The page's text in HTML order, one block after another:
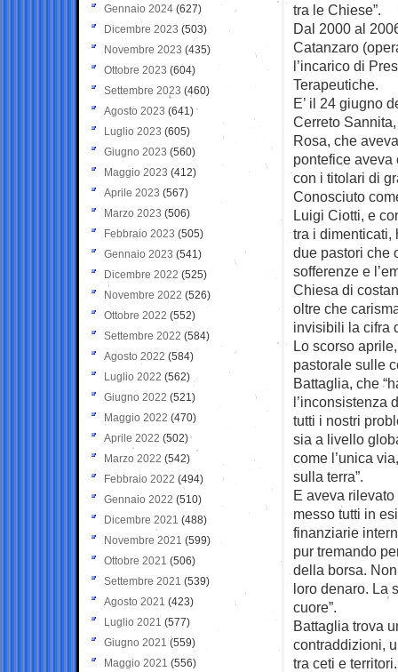
tra le Chiese”.
Dal 2000 al
Catanzaro
l’incarico di
Terapeutiche.
E’ il 24 giugno
Cerreto
Rosa, che
pontefice aveva
con i titolari di
Conosciuto
Luigi Ciotti, e
tra i dimenticati,
due pastori che
sofferenze e
Chiesa di
oltre che
invisibili la cifra
Lo scorso
pastorale sulle
Battaglia, che
l’inconsistenza
tutti i nostri
sia a livello
come l’unica
sulla terra”.
E aveva
messo tutti in
finanziarie
pur tremando
della borsa.
loro denaro. La
cuore”.
Battaglia trova
contraddizioni,
tra ceti e territori.
Gennaio 2024 (627)
Dicembre 2023 (503)
Novembre 2023 (435)
Ottobre 2023 (604)
Settembre 2023 (460)
Agosto 2023 (641)
Luglio 2023 (605)
Giugno 2023 (560)
Maggio 2023 (412)
Aprile 2023 (567)
Marzo 2023 (506)
Febbraio 2023 (505)
Gennaio 2023 (541)
Dicembre 2022 (525)
Novembre 2022 (526)
Ottobre 2022 (552)
Settembre 2022 (584)
Agosto 2022 (584)
Luglio 2022 (562)
Giugno 2022 (521)
Maggio 2022 (470)
Aprile 2022 (502)
Marzo 2022 (542)
Febbraio 2022 (494)
Gennaio 2022 (510)
Dicembre 2021 (488)
Novembre 2021 (599)
Ottobre 2021 (506)
Settembre 2021 (539)
Agosto 2021 (423)
Luglio 2021 (577)
Giugno 2021(559)
Maggio 2021 (556)